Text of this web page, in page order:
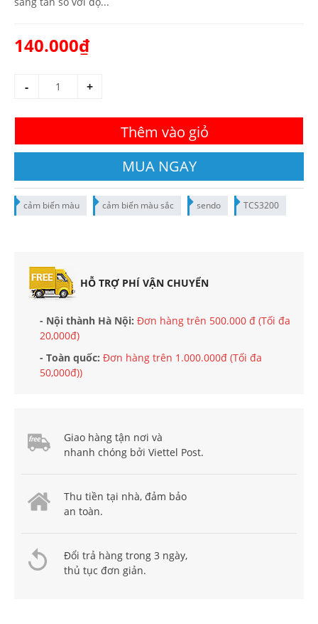
140.000₫
- +
Thêm vào giỏ
MUA NGAY
cảm biến màu cảm biến màu sắc sendo TCS3200
HỖ TRỢ PHÍ VẬN CHUYỂN
- Nội thành Hà Nội: Đơn hàng trên 500.000 đ (Tối đa
20,000đ)
- Toàn quốc: Đơn hàng trên 1.000.000đ (Tối đa
50,000đ))
Giao hàng tận nơi và
nhanh chóng bởi Viettel Post.
Thu tiền tại nhà, đảm bảo
an toàn.
Đổi trả hàng trong 3 ngày,
thủ tục đơn giản.